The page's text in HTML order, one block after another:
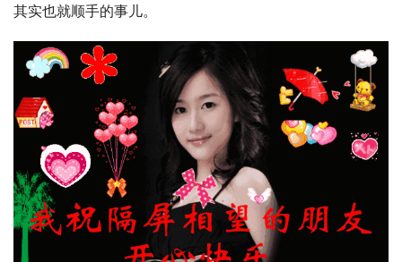
其实也就顺手的事儿。